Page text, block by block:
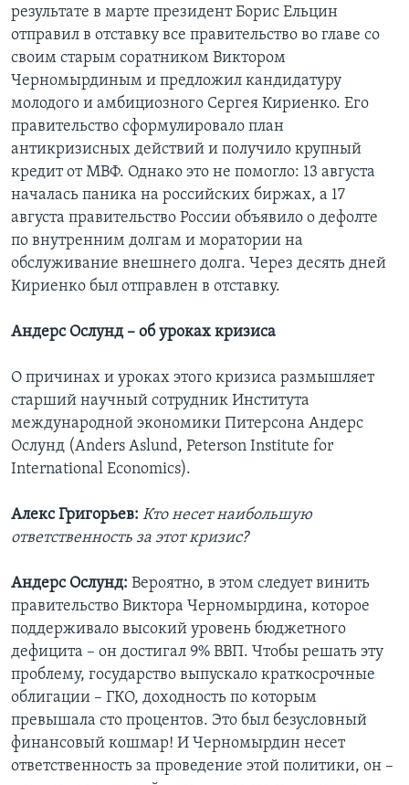
результате в марте президент Борис Ельцин
отправил в отставку все правительство во главе со
своим старым соратником Виктором
Черномырдиным и предложил кандидатуру
молодого и амбициозного Сергея Кириенко. Его
правительство сформулировало план
антикризисных действий и получило крупный
кредит от МВФ. Однако это не помогло: 13 августа
началась паника на российских биржах, а 17
августа правительство России объявило о дефолте
по внутренним долгам и моратории на
обслуживание внешнего долга. Через десять дней
Кириенко был отправлен в отставку.
Андерс Ослунд – об уроках кризиса
О причинах и уроках этого кризиса размышляет
старший научный сотрудник Института
международной экономики Питерсона Андерс
Ослунд (Anders Aslund, Peterson Institute for
International Economics).
Алекс Григорьев: Кто несет наибольшую
ответственность за этот кризис?
Андерс Ослунд: Вероятно, в этом следует винить
правительство Виктора Черномырдина, которое
поддерживало высокий уровень бюджетного
дефицита – он достигал 9% ВВП. Чтобы решать эту
проблему, государство выпускало краткосрочные
облигации – ГКО, доходность по которым
превышала сто процентов. Это был безусловный
финансовый кошмар! И Черномырдин несет
ответственность за проведение этой политики, он –